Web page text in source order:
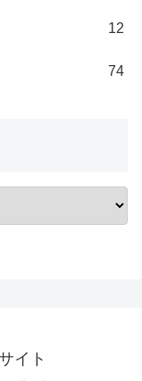
12
74
イト